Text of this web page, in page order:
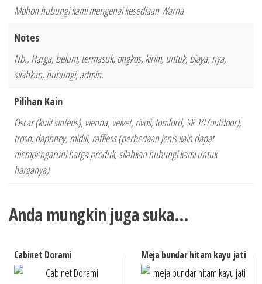
Mohon hubungi kami mengenai kesediaan Warna
Notes
Nb., Harga, belum, termasuk, ongkos, kirim, untuk, biaya, nya,
silahkan, hubungi, admin.
Pilihan Kain
Oscar (kulit sintetis), vienna, velvet, rivoli, tomford, SR 10 (outdoor),
troso, daphney, midili, raffless (perbedaan jenis kain dapat
mempengaruhi harga produk, silahkan hubungi kami untuk
harganya)
Anda mungkin juga suka…
Cabinet Dorami Meja bundar hitam kayu jati